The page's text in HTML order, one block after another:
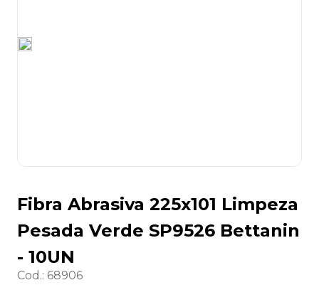
Fibra Abrasiva 225x101 Limpeza
Pesada Verde SP9526 Bettanin
- 10UN
Cod.: 68906
8